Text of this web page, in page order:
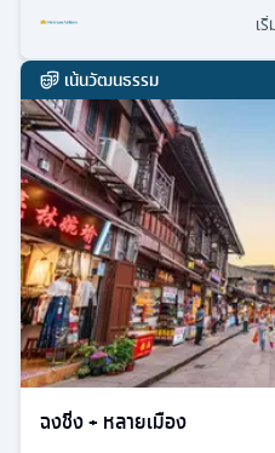
เ
เน้นวัฒนธรรม
ฉงชิ่ง + หลายเมือง